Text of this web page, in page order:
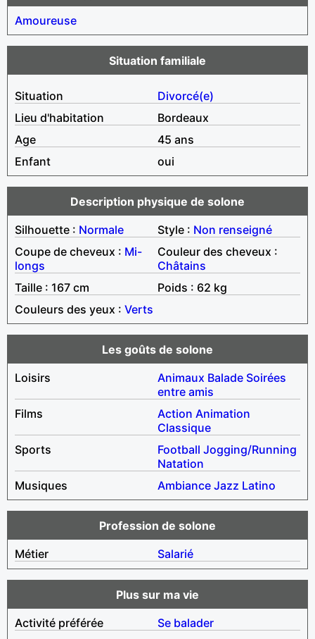
Amoureuse
Situation familiale
Situation
Divorcé(e)
Lieu d'habitation
Bordeaux
Age
45 ans
Enfant
oui
Description physique de solone
Silhouette : Normale Style : Non renseigné
Coupe de cheveux : Mi-
longs
Couleur des cheveux :
Châtains
Taille : 167 cm
Poids : 62 kg
Couleurs des yeux : Verts
Les goûts de solone
Loisirs
Animaux Balade Soirées
entre amis
Films
Action Animation
Classique
Sports
Football Jogging/Running
Natation
Musiques
Ambiance Jazz Latino
Profession de solone
Métier
Salarié
Plus sur ma vie
Activité préférée
Se balader